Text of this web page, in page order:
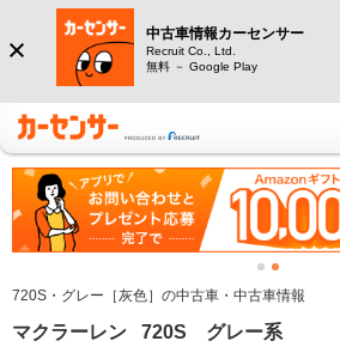
中古車情報カーセンサー
Recruit Co., Ltd.
無料 － Google Play
720S・グレー［灰色］の中古車・中古車情報
マクラーレン 720S グレー系